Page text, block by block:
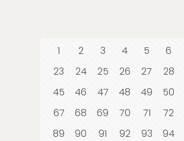
1 2 3 4 5 6
23
24 25 26 27 28
45
46 47 48 49 50
67
68 69 70 71 72
89
90 91 92 93 94